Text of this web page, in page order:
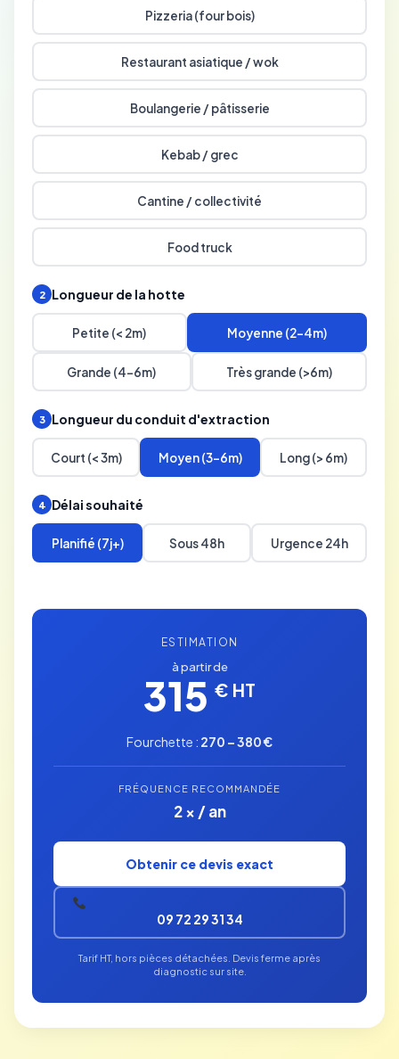
Pizzeria (four bois)
Restaurant asiatique / wok
Boulangerie / pâtisserie
Kebab / grec
Cantine / collectivité
Food truck
2 Longueur de la hotte
Petite (< 2m) Moyenne (2-4m)
Grande (4-6m) Très grande (>6m)
3 Longueur du conduit d'extraction
Court (< 3m) Moyen (3-6m) Long (> 6m)
4 Délai souhaité
Planifié (7j+) Sous 48h Urgence 24h
ESTIMATION
à partir de
315 € HT
Fourchette : 270 – 380 €
FRÉQUENCE RECOMMANDÉE
2 × / an
Obtenir ce devis exact
09 72 29 31 34
Tarif HT, hors pièces détachées. Devis ferme après
diagnostic sur site.